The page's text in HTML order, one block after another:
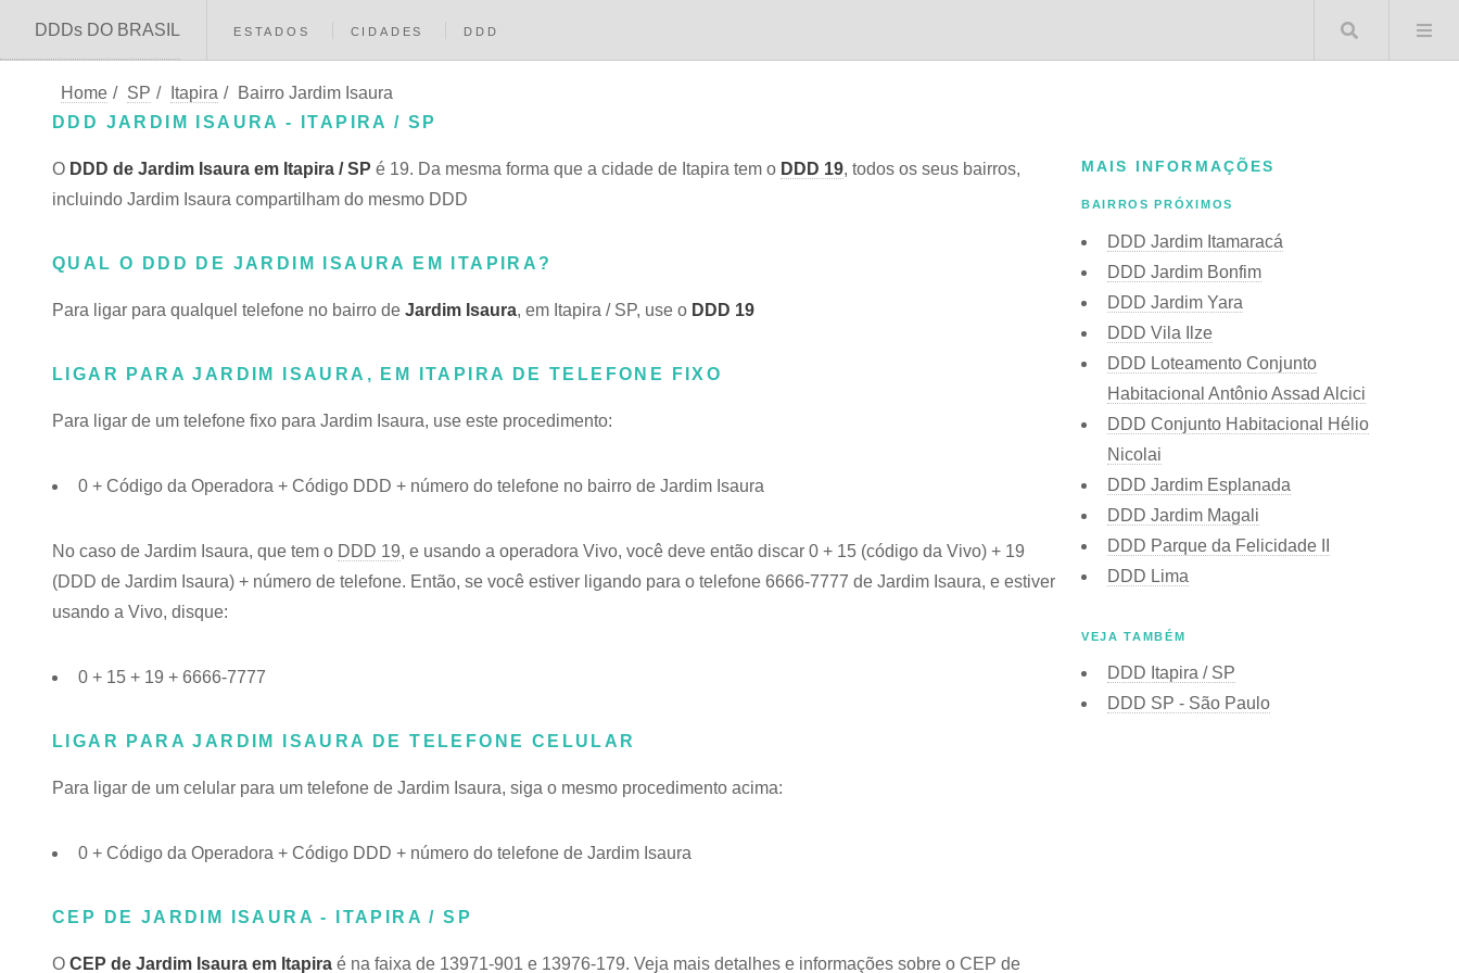
DDDs DO BRASIL ESTADOS CIDADES DDD Buscar
Home / SP / Itapira /
Bairro Jardim Isaura
DDD JARDIM ISAURA - ITAPIRA / SP
O DDD de Jardim Isaura em Itapira / SP é 19. Da mesma forma que a cidade de Itapira tem o DDD 19, todos os seus bairros,
incluindo Jardim Isaura compartilham do mesmo DDD
QUAL O DDD DE JARDIM ISAURA EM ITAPIRA?
Para ligar para qualquel telefone no bairro de Jardim Isaura, em Itapira / SP, use o DDD 19
LIGAR PARA JARDIM ISAURA, EM ITAPIRA DE TELEFONE FIXO
Para ligar de um telefone fixo para Jardim Isaura, use este procedimento:
0 + Código da Operadora + Código DDD + número do telefone no bairro de Jardim Isaura
No caso de Jardim Isaura, que tem o DDD 19, e usando a operadora Vivo, você deve então discar 0 + 15 (código da Vivo) + 19
(DDD de Jardim Isaura) + número de telefone. Então, se você estiver ligando para o telefone 6666-7777 de Jardim Isaura, e estiver
usando a Vivo, disque:
0 + 15 + 19 + 6666-7777
LIGAR PARA JARDIM ISAURA DE TELEFONE CELULAR
Para ligar de um celular para um telefone de Jardim Isaura, siga o mesmo procedimento acima:
0 + Código da Operadora + Código DDD + número do telefone de Jardim Isaura
CEP DE JARDIM ISAURA - ITAPIRA / SP
O CEP de Jardim Isaura em Itapira é na faixa de 13971-901 e 13976-179. Veja mais detalhes e informações sobre o CEP de
MAIS INFORMAÇÕES
BAIRROS PRÓXIMOS
DDD Jardim Itamaracá
DDD Jardim Bonfim
DDD Jardim Yara
DDD Vila Ilze
DDD Loteamento Conjunto
Habitacional Antônio Assad Alcici
DDD Conjunto Habitacional Hélio
Nicolai
DDD Jardim Esplanada
DDD Jardim Magali
DDD Parque da Felicidade II
DDD Lima
VEJA TAMBÉM
DDD Itapira / SP
DDD SP - São Paulo